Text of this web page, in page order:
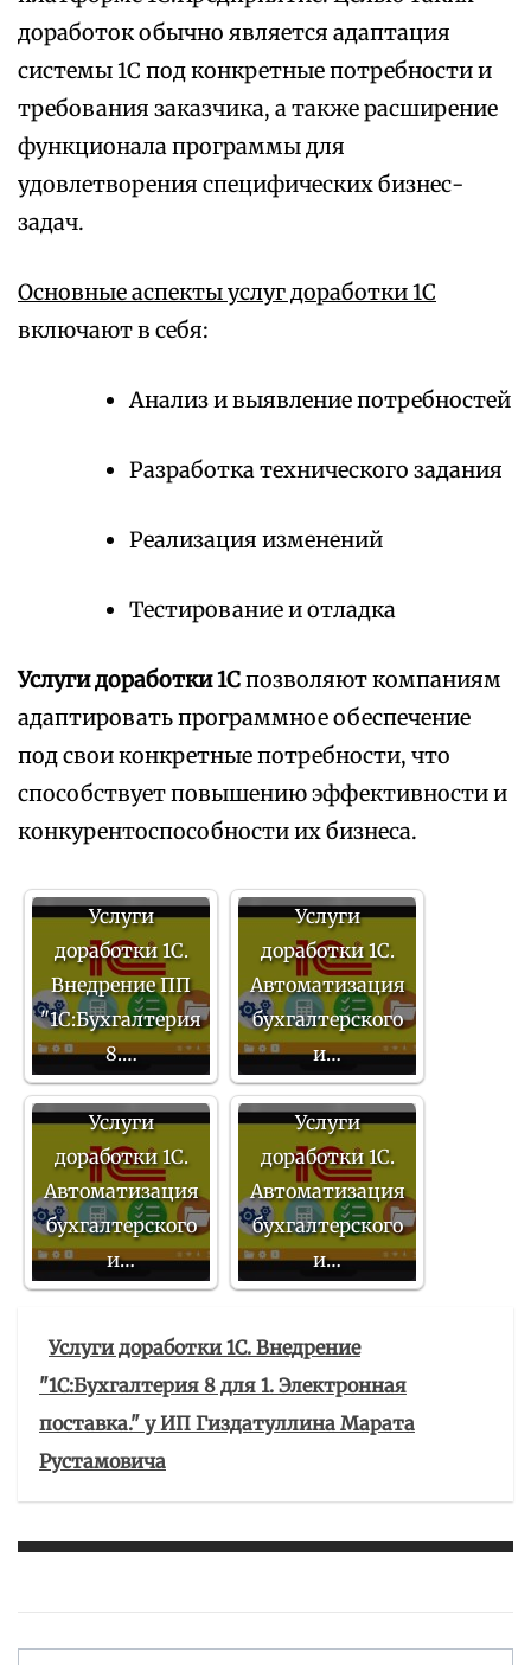
доработок обычно является адаптация
системы 1С под конкретные потребности и
требования заказчика, а также расширение
функционала программы для
удовлетворения специфических бизнес-
задач.
Основные аспекты услуг доработки 1С
включают в себя:
Анализ и выявление потребностей
Разработка технического задания
Реализация изменений
Тестирование и отладка
Услуги доработки 1Спозволяют компаниям
адаптировать программное обеспечение
под свои конкретные потребности, что
способствует повышению эффективности и
конкурентоспособности их бизнеса.
Услуги
доработки 1С.
Внедрение ПП
"1С:Бухгалтерия
8.…
Услуги
доработки 1С.
Автоматизация
бухгалтерского
и…
Услуги
доработки 1С.
Автоматизация
бухгалтерского
и…
Услуги
доработки 1С.
Автоматизация
бухгалтерского
и…
Услуги доработки 1С. Внедрение
"1С:Бухгалтерия 8 для 1. Электронная
поставка." у ИП Гиздатуллина Марата
Рустамовича